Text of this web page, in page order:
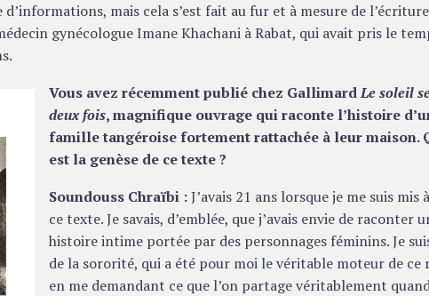
mais cela s’est fait au fur et à mesure de
gynécologue Imane Khachani à Rabat, qui avait pris le
Vous avez récemment publié chez GallimardLe soleil
deux fois, magnifique ouvrage qui raconte l’histoire
famille tangéroise fortement rattachée à leur maison.
est la genèse de ce texte ?
Soundouss Chraïbi :J’avais 21 ans lorsque je me suis mis
ce texte. Je savais, d’emblée, que j’avais envie de raconter
histoire intime portée par des personnages féminins. Je
de la sororité, qui a été pour moi le véritable moteur de ce
en me demandant ce que l’on partage véritablement